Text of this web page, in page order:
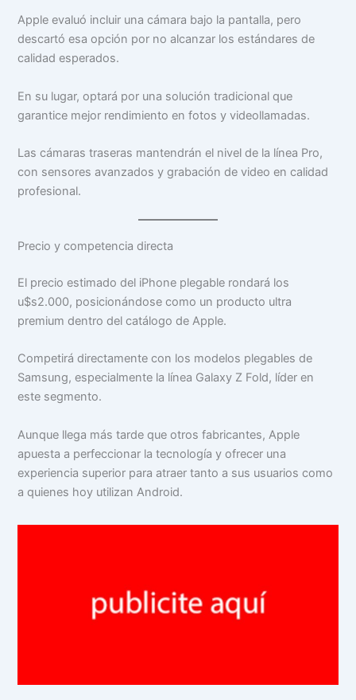
Apple evaluó incluir una cámara bajo la pantalla, pero
descartó esa opción por no alcanzar los estándares de
calidad esperados.
En su lugar, optará por una solución tradicional que
garantice mejor rendimiento en fotos y videollamadas.
Las cámaras traseras mantendrán el nivel de la línea Pro,
con sensores avanzados y grabación de video en calidad
profesional.
Precio y competencia directa
El precio estimado del iPhone plegable rondará los
u$s2.000, posicionándose como un producto ultra
premium dentro del catálogo de Apple.
Competirá directamente con los modelos plegables de
Samsung, especialmente la línea Galaxy Z Fold, líder en
este segmento.
Aunque llega más tarde que otros fabricantes, Apple
apuesta a perfeccionar la tecnología y ofrecer una
experiencia superior para atraer tanto a sus usuarios como
a quienes hoy utilizan Android.